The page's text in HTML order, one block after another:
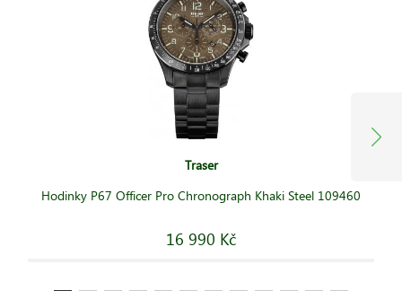
Traser
Hodinky P67 Officer Pro Chronograph Khaki Steel 109460
16 990 Kč